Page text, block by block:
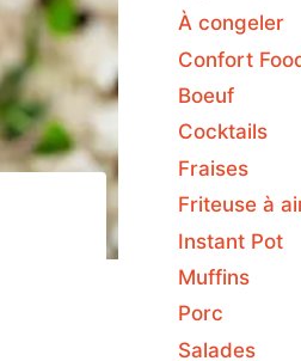
À congeler
Confort
Boeuf
Cocktails
Fraises
Friteuse à
Instant Pot
Muffins
Porc
Salades